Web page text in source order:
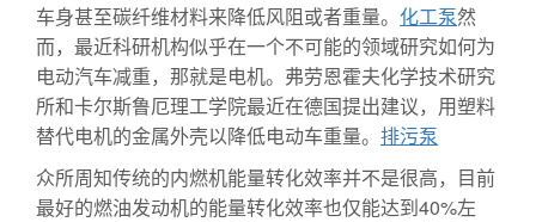
车身甚至碳纤维材料来降低风阻或者重量。 化工泵然
而，最近科研机构似乎在一个不可能的领域研究如何为
电动汽车减重，那就是电机。弗劳恩霍夫化学技术研究
所和卡尔斯鲁厄理工学院最近在德国提出建议，用塑料
替代电机的金属外壳以降低电动车重量。 排污泵
众所周知传统的内燃机能量转化效率并不是很高，目前
最好的燃油发动机的能量转化效率也仅能达到40%左